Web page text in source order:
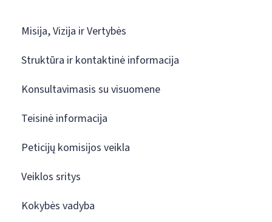
Misija, Vizija ir Vertybės
Struktūra ir kontaktinė informacija
Konsultavimasis su visuomene
Teisinė informacija
Peticijų komisijos veikla
Veiklos sritys
Kokybės vadyba